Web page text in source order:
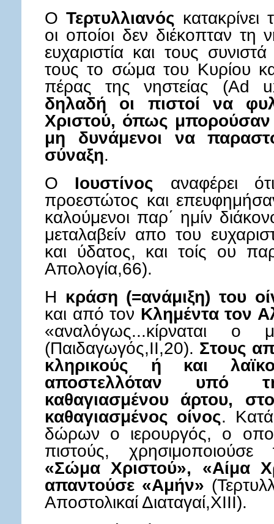
Ο Τερτυλλιανός κατακρίνει
οι οποίοι δεν διέκοπταν τη
ευχαριστία και τους
τους το σώμα του Κυρίου
πέρας της νηστείας (Ad
δηλαδή οι πιστοί να
Χριστού, όπως μπορούσαν
μη δυνάμενοι να
σύναξη.
Ο Ιουστίνος αναφέρει
προεστώτος και
καλούμενοι παρ΄ ημίν
μεταλαβείν απο του
και ύδατος, και τοίς ου
Απολογία,66).
Η κράση (=ανάμιξη) του
και από τον Κλημέντα τον
«αναλόγως...κίρναται
(Παιδαγωγός,II,20). Στους
κληρικούς ή και
αποστελλόταν υπό
καθαγιασμένου άρτου,
καθαγιασμένος οίνος.
δώρων ο ιερουργός, ο
πιστούς,
«Σώμα Χριστού», «Αίμα
απαντούσε «Αμήν»
Αποστολικαί Διαταγαί,XIII).